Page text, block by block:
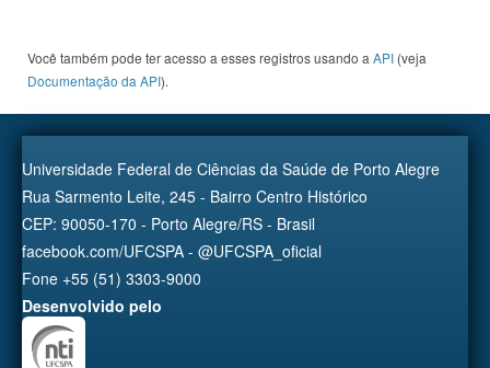
Você também pode ter acesso a esses registros usando a API (veja
Documentação da API).
Universidade Federal de Ciências da Saúde de Porto Alegre
Rua Sarmento Leite, 245 - Bairro Centro Histórico
CEP: 90050-170 - Porto Alegre/RS - Brasil
facebook.com/UFCSPA - @UFCSPA_oficial
Fone +55 (51) 3303-9000
Desenvolvido pelo